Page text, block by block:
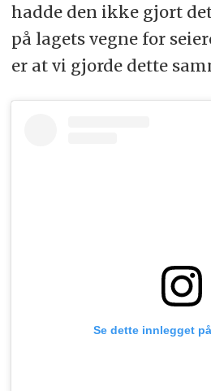
hadde den ikke gjort
på lagets vegne for
er at vi gjorde dette
Se dette innlegget